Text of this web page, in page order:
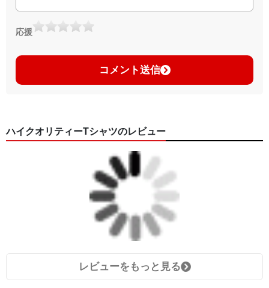
応援
コメント送信
ハイクオリティーTシャツのレビュー
レビューをもっと見る